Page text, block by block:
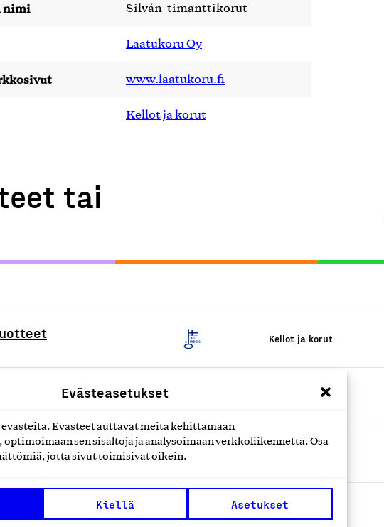
Evästeasetukset
Evästeet auttavat meitä kehittämään
sen sisältöjä ja analysoimaan verkkoliikennettä. Osa
jotta sivut toimisivat oikein.
Kiellä Asetukset
nimi Silván-timanttikorut
Laatukoru Oy
www.laatukoru.fi
Kellot ja korut
tai
Kellot ja korut
Kellot ja korut
Kellot ja korut